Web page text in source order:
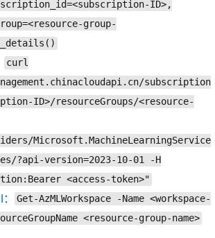
ID>,
group-
curl
subscription
ID>/resourceGroups/<resource-
Microsoft.MachineLearningService
?api-version=2023-10-01 -H
<access-token>"
Get-AzMLWorkspace -Name <workspace-
<resource-group-name>